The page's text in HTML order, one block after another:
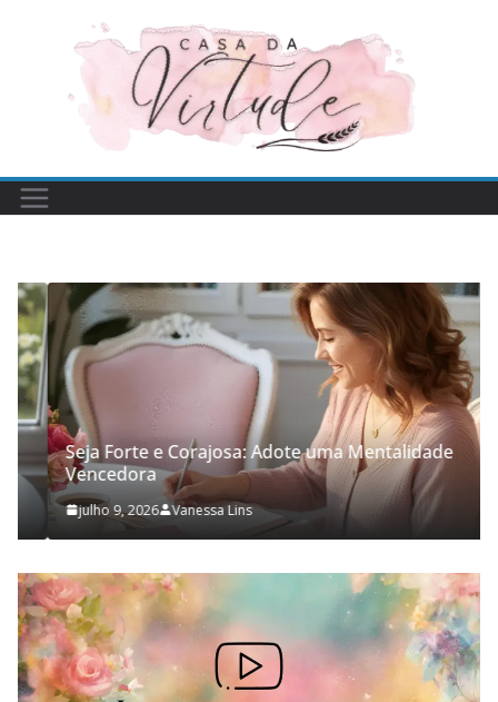
Seja Forte e Corajosa: Adote uma Mentalidade
Vencedora
julho 9, 2026 Vanessa Lins